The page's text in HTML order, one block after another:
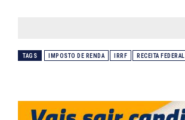
TAGS IMPOSTO DE RENDA IRRF RECEITA FEDERAL